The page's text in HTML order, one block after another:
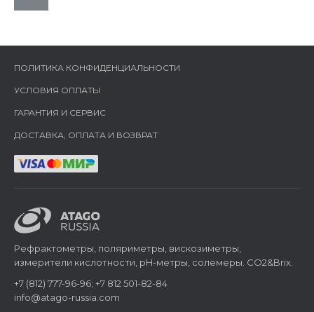
ПОЛИТИКА КОНФИДЕНЦИАЛЬНОСТИ
УСЛОВИЯ ОПЛАТЫ
ГАРАНТИЯ И СЕРВИС
ДОСТАВКА, ОПЛАТА И ВОЗВРАТ
Рефрактометры, поляриметры, вискозиметры,
измерители кислотности, pH-метры, солемеры. CO2&Brix.
+7 (812) 777-96-96; +7 812 501-82-84
info@atago-russia.com